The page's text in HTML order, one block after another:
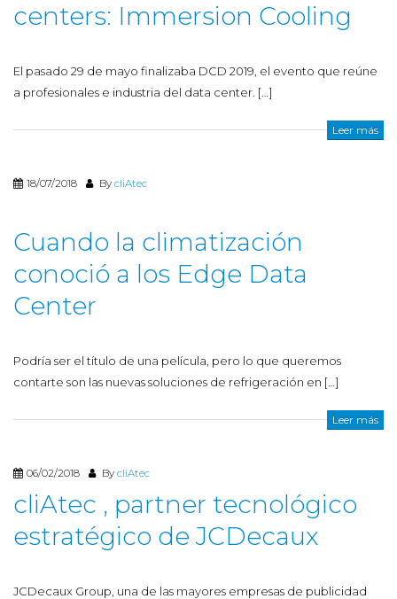
centers: Immersion Cooling
El pasado 29 de mayo finalizaba DCD 2019, el evento que reúne
a profesionales e industria del data center. […]
Leer más
18/07/2018 BycliAtec
Cuando la climatización
conoció a los Edge Data
Center
Podría ser el título de una película, pero lo que queremos
contarte son las nuevas soluciones de refrigeración en […]
Leer más
06/02/2018 BycliAtec
cliAtec , partner tecnológico
estratégico de JCDecaux
JCDecaux Group, una de las mayores empresas de publicidad